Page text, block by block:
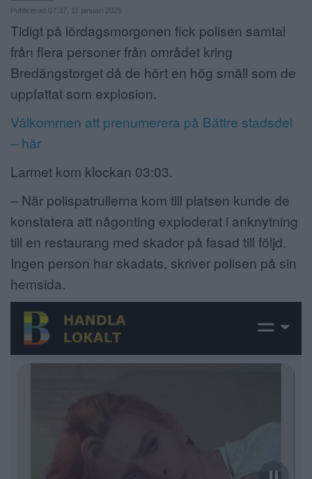
ANNONSERA
NÄRINGSLIV
MER
Publicerad 07:37, 11 januari 2025
Tidigt på lördagsmorgonen fick polisen samtal
från flera personer från området kring
Bredängstorget då de hört en hög smäll som de
uppfattat som explosion.
Välkommen att prenumerera på Bättre stadsdel
– här
Larmet kom klockan 03:03.
– När polispatrullerna kom till platsen kunde de
konstatera att någonting exploderat i anknytning
till en restaurang med skador på fasad till följd.
Ingen person har skadats, skriver polisen på sin
hemsida.